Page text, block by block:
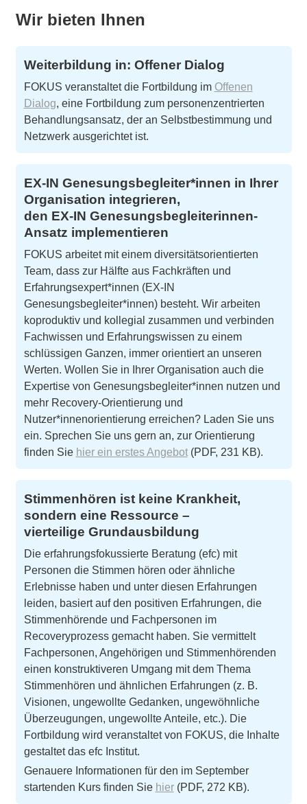
Wir bieten Ihnen
Weiterbildung in: Offener Dialog
FOKUS veranstaltet die Fortbildung im Offenen
Dialog, eine Fortbildung zum personenzentrierten
Behandlungsansatz, der an Selbstbestimmung und
Netzwerk ausgerichtet ist.
EX-IN Genesungsbegleiter*innen in Ihrer
Organisation integrieren,
den EX-IN Genesungsbegleiterinnen-
Ansatz implementieren
FOKUS arbeitet mit einem diversitätsorientierten
Team, dass zur Hälfte aus Fachkräften und
Erfahrungsexpert*innen (EX-IN
Genesungsbegleiter*innen) besteht. Wir arbeiten
koproduktiv und kollegial zusammen und verbinden
Fachwissen und Erfahrungswissen zu einem
schlüssigen Ganzen, immer orientiert an unseren
Werten. Wollen Sie in Ihrer Organisation auch die
Expertise von Genesungsbegleiter*innen nutzen und
mehr Recovery-Orientierung und
Nutzer*innenorientierung erreichen? Laden Sie uns
ein. Sprechen Sie uns gern an, zur Orientierung
finden Sie hier ein erstes Angebot(PDF, 231 KB).
Stimmenhören ist keine Krankheit,
sondern eine Ressource –
vierteilige Grundausbildung
Die erfahrungsfokussierte Beratung (efc) mit
Personen die Stimmen hören oder ähnliche
Erlebnisse haben und unter diesen Erfahrungen
leiden, basiert auf den positiven Erfahrungen, die
Stimmenhörende und Fachpersonen im
Recoveryprozess gemacht haben. Sie vermittelt
Fachpersonen, Angehörigen und Stimmenhörenden
einen konstruktiveren Umgang mit dem Thema
Stimmenhören und ähnlichen Erfahrungen (z. B.
Visionen, ungewollte Gedanken, ungewöhnliche
Überzeugungen, ungewollte Anteile, etc.). Die
Fortbildung wird veranstaltet von FOKUS, die Inhalte
gestaltet das efc Institut.
Genauere Informationen für den im September
startenden Kurs finden Sie hier(PDF, 272 KB).